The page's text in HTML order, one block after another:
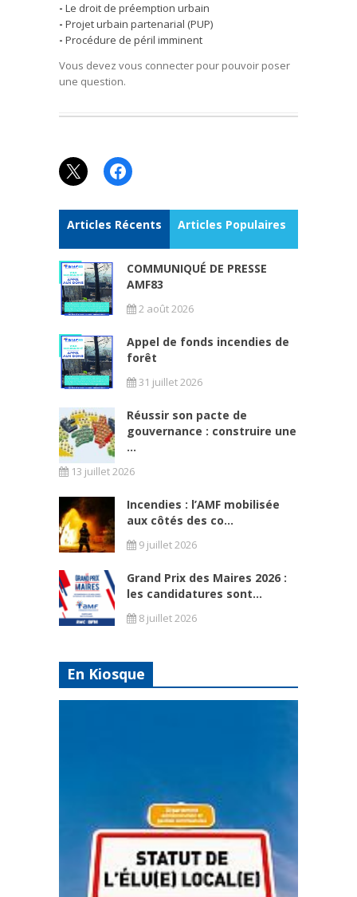
Le droit de préemption urbain
Projet urbain partenarial (PUP)
Procédure de péril imminent
Vous devez vous connecter pour pouvoir poser
une question.
X Facebook
Articles Récents Articles Populaires
COMMUNIQUÉ DE PRESSE
AMF83
2 août 2026
Appel de fonds incendies de
forêt
31 juillet 2026
Réussir son pacte de
gouvernance : construire une
...
13 juillet 2026
Incendies : l’AMF mobilisée
aux côtés des co...
9 juillet 2026
Grand Prix des Maires 2026 :
les candidatures sont...
8 juillet 2026
En Kiosque